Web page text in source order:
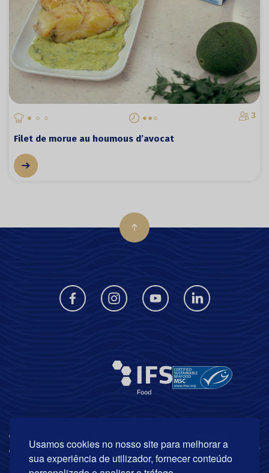
Usamos cookies no nosso site para melhorar a
sua experiência de utilizador, fornecer conteúdo
3
Filet de morue au houmous d’avocat